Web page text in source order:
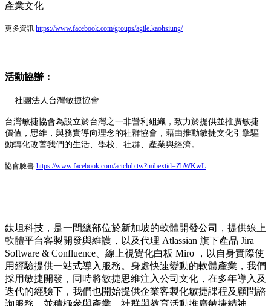
產業文化
更多資訊 https://www.facebook.com/groups/agile.kaohsiung/
活動協辦：
社團法人台灣敏捷協會
台灣敏捷協會為設立於台灣之一非營利組織，致力於提供並推廣敏捷
價值，思維，與務實導向理念的社群協會，藉由推動敏捷文化引擎驅
動轉化改善我們的生活、學校、社群、產業與經濟。
協會臉書 https://www.facebook.com/actclub.tw?mibextid=ZbWKwL
鈦坦科技，是一間總部位於新加坡的軟體開發公司，提供線上
軟體平台客製開發與維護，以及代理 Atlassian 旗下產品 Jira
Software & Confluence、線上視覺化白板 Miro ，以自身實際使
用經驗提供一站式導入服務。身處快速變動的軟體產業，我們
採用敏捷開發，同時將敏捷思維注入公司文化，在多年導入及
迭代的經驗下，我們也開始提供企業客製化敏捷課程及顧問諮